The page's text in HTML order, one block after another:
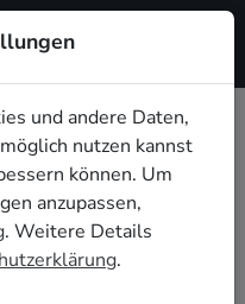
den 50.
und Dein
an? Ein Konzert ist
und andere Daten,
nutzen kannst
können. Um
anzupassen,
. Weitere Details
.